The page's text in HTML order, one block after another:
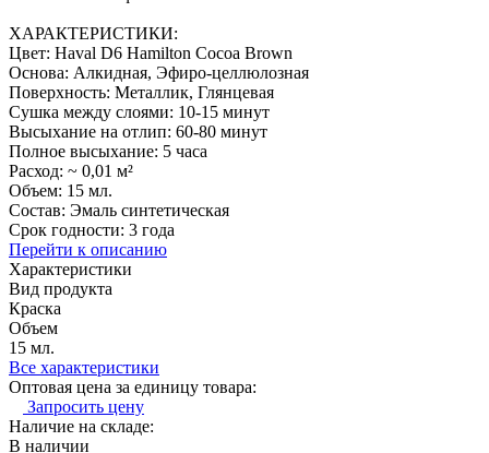
ХАРАКТЕРИСТИКИ:
Цвет: Haval D6 Hamilton Cocoa Brown
Основа: Алкидная, Эфиро-целлюлозная
Поверхность: Металлик, Глянцевая
Сушка между слоями: 10-15 минут
Высыхание на отлип: 60-80 минут
Полное высыхание: 5 часа
Расход: ~ 0,01 м²
Объем: 15 мл.
Состав: Эмаль синтетическая
Срок годности: 3 года
Перейти к описанию
Характеристики
Вид продукта
Краска
Объем
15 мл.
Все характеристики
Оптовая цена за единицу товара:
Запросить цену
Наличие на складе:
В наличии